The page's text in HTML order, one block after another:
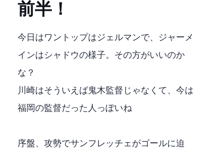
前半！
今日はワントップはジェルマンで、ジャーメ
インはシャドウの様子。その方がいいのか
な？
川崎はそういえば鬼木監督じゃなくて、今は
福岡の監督だった人っぽいね
序盤、攻勢でサンフレッチェがゴールに迫